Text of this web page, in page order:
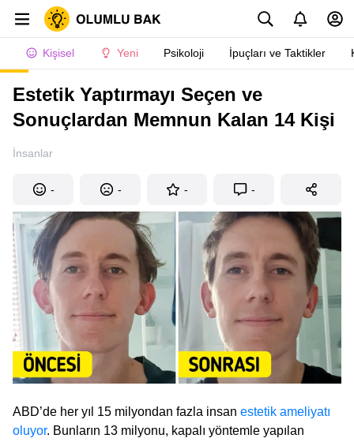
Kişisel Yeni Psikoloji İpuçları ve Taktikler
Estetik Yaptırmayı Seçen ve
Sonuçlardan Memnun Kalan 14 Kişi
İnsanlar
- - - -
ABD’de her yıl 15 milyondan fazla insan estetik ameliyatı
oluyor. Bunların 13 milyonu, kapalı yöntemle yapılan